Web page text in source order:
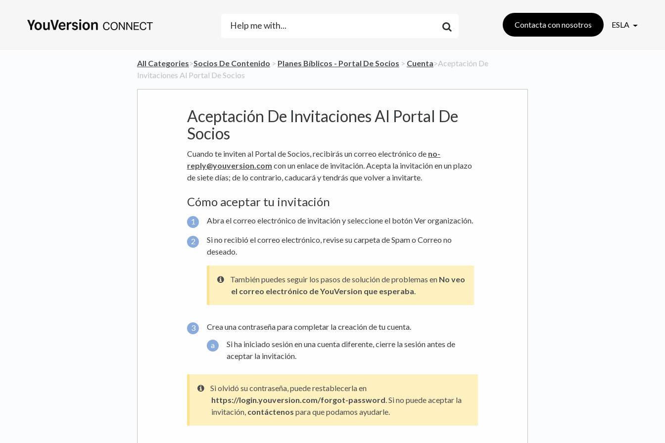
Contacta con nosotros ESLA
All Categories​>​​Socios De Contenido ​ > ​ ​Planes Bíblicos - Portal De Socios ​ > ​ ​Cuenta​>​ Aceptación De
Invitaciones Al Portal De Socios
Aceptación De Invitaciones Al Portal De
Socios
Cuando te inviten al Portal de Socios, recibirás un correo electrónico de no-
reply@youversion.com con un enlace de invitación. Acepta la invitación en un plazo
de siete días; de lo contrario, caducará y tendrás que volver a invitarte.
Cómo aceptar tu invitación
Abra el correo electrónico de invitación y seleccione el botón Ver organización.
Si no recibió el correo electrónico, revise su carpeta de Spam o Correo no
deseado.
También puedes seguir los pasos de solución de problemas en No veo
el correo electrónico de YouVersion que esperaba.
Crea una contraseña para completar la creación de tu cuenta.
Si ha iniciado sesión en una cuenta diferente, cierre la sesión antes de
aceptar la invitación.
Si olvidó su contraseña, puede restablecerla en
https://login.youversion.com/forgot-password. Si no puede aceptar la
invitación, contáctenos para que podamos ayudarle.